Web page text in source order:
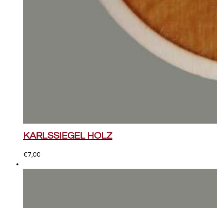
KARLSSIEGEL HOLZ
€7,00